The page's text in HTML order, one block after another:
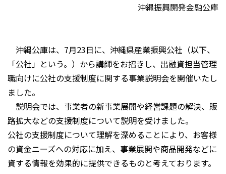
沖縄振興開発金融公庫
沖縄公庫は、7月23日に、沖縄県産業振興公社（以下、
「公社」という。）から講師をお招きし、出融資担当管理
職向けに公社の支援制度に関する事業説明会を開催いたし
ました。
説明会では、事業者の新事業展開や経営課題の解決、販
路拡大などの支援制度について説明を受けました。
公社の支援制度について理解を深めることにより、お客様
の資金ニーズへの対応に加え、事業展開や商品開発などに
資する情報を効果的に提供できるものと考えております。